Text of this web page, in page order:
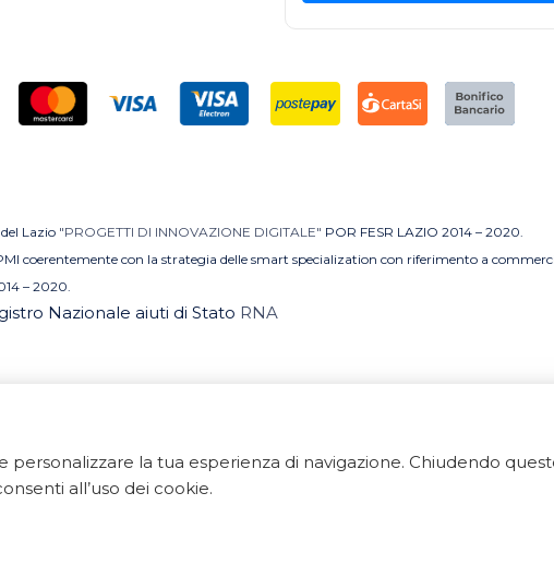
Lazio "PROGETTI DI INNOVAZIONE DIGITALE" POR FESR LAZIO 2014 – 2020.
coerentemente con la strategia delle smart specialization con riferimento a
– 2020.
Nazionale aiuti di Stato RNA
© Tutti i diritti riservati. ArredoBagno.shop è un marchio registrato.
la tua esperienza di navigazione. Chiudendo
all’uso dei cookie.